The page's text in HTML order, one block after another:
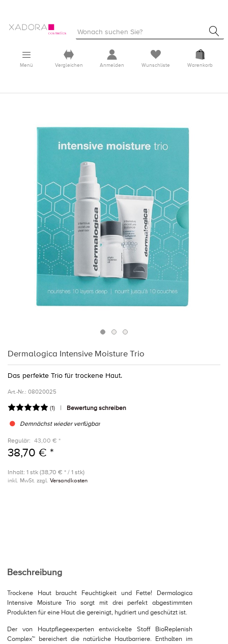
Menü Vergleichen Anmelden Wunschliste Warenkorb
Dermalogica Intensive Moisture Trio
Das perfekte Trio für trockene Haut.
Art.-Nr.: 08020025
(1) Bewertung schreiben
Demnächst wieder verfügbar
Regulär: 43,00 € *
38,70 € *
Inhalt: 1 stk (38,70 € * / 1 stk)
inkl. MwSt. zzgl. Versandkosten
Beschreibung
Trockene Haut braucht Feuchtigkeit und Fette! Dermalogica
Intensive Moisture Trio sorgt mit drei perfekt abgestimmten
Produkten für eine Haut die gereinigt, hydriert und geschützt ist.
Der von Hautpflegeexperten entwickelte Stoff BioReplenish
Complex™ bereichert die natürliche Hautbarriere. Enthalten im